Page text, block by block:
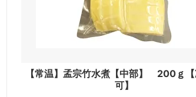
【常温】孟宗竹水煮【中部】 200ｇ
可】